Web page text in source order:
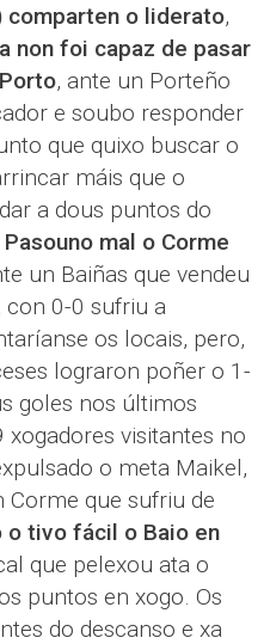
comparten o liderato,
non foi capaz de pasar
, ante un Porteño
e soubo responder
que quixo buscar o
máis que o
a dous puntos do
Pasouno mal o Corme
un Baiñas que vendeu
con 0-0 sufriu a
os locais, pero,
lograron poñer o 1-
goles nos últimos
visitantes no
o meta Maikel,
que sufriu de
o tivo fácil o Baio en
que pelexou ata o
puntos en xogo. Os
do descanso e xa